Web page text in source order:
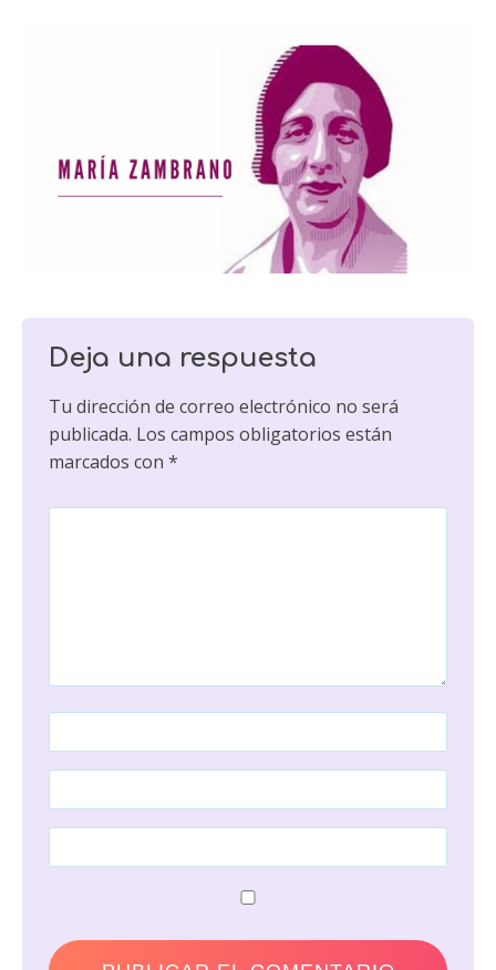
Deja una respuesta
Tu dirección de correo electrónico no será
publicada. Los campos obligatorios están
marcados con *